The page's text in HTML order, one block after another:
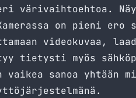
värivaihtoehtoa.
on pieni
videokuvaa,
tietysti myös
sanoa yhtään